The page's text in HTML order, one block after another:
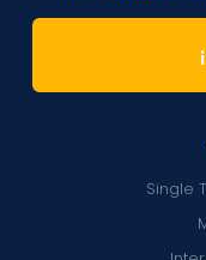
Single